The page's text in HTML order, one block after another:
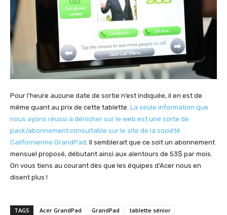
Pour l’heure aucune date de sortie n’est indiquée, il en est de
même quant au prix de cette tablette. La seule information que
nous ayons réussi à dénicher sur le web est une sorte de
pack/abonnement consultable sur le site de la société
Californienne GrandPad. Il semblerait que ce soit un abonnement
mensuel proposé, débutant ainsi aux alentours de 53$ par mois.
On vous tiens au courant dès que les équipes d’Acer nous en
disent plus !
TAGS Acer GrandPad GrandPad tablette sénior